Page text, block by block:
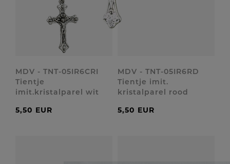
MDV - TNT-05IR6CRI
Tientje
imit.kristalparel wit
5,50 EUR
MDV - TNT-05IR6RD
Tientje imit.
kristalparel rood
5,50 EUR